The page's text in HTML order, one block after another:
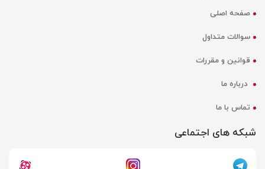
صفحه اصلی
سوالات متداول
قوانین و مقررات
درباره ما
تماس با ما
شبکه های اجتماعی